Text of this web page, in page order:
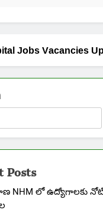
Jobs Vacancies
Posts
NHM లో ఉద్యోగాలకు